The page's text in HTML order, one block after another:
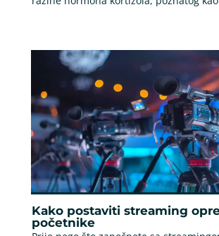
Kako postaviti streaming
početnike